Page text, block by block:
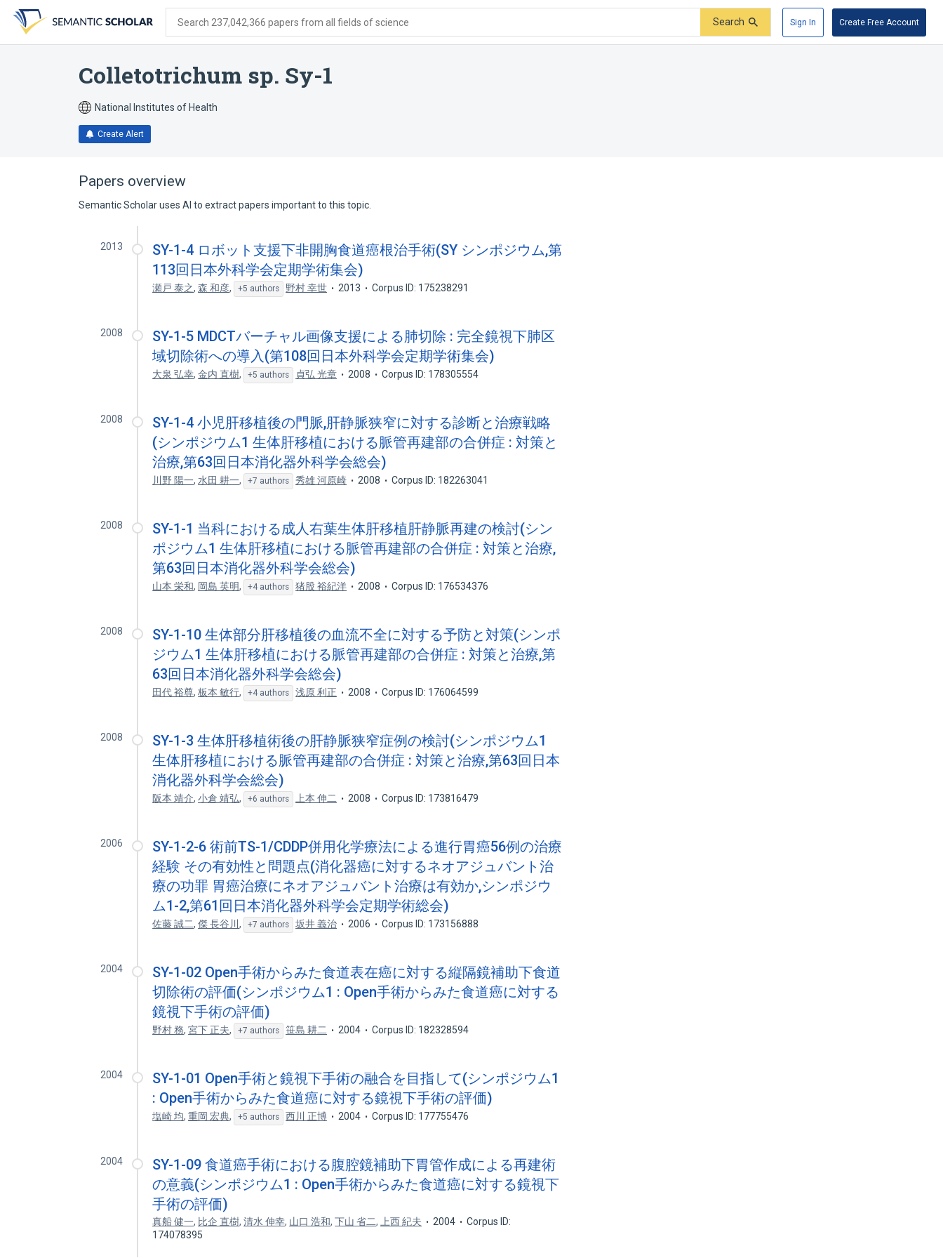
search
form
content
account
menu
Search 237,042,366 papers from all fields of science Search Sign In Create Free Account
Colletotrichum sp. Sy-1
National Institutes of Health
Create Alert
Papers overview
Semantic Scholar uses AI to extract papers important to this topic.
2013
SY-1-4 ロボット支援下非開胸食道癌根治手術(SY シンポジウム,第
113回日本外科学会定期学術集会)
瀬戸 泰之,森 和彦, +5 authors 野村 幸世 2013 Corpus ID: 175238291
2008
SY-1-5 MDCTバーチャル画像支援による肺切除 : 完全鏡視下肺区
域切除術への導入(第108回日本外科学会定期学術集会)
大泉 弘幸,金内 直樹, +5 authors 貞弘 光章 2008 Corpus ID: 178305554
2008
SY-1-4 小児肝移植後の門脈,肝静脈狭窄に対する診断と治療戦略
(シンポジウム1 生体肝移植における脈管再建部の合併症 : 対策と
治療,第63回日本消化器外科学会総会)
川野 陽一, 水田 耕一, +7 authors 秀雄 河原崎 2008 Corpus ID: 182263041
2008
SY-1-1 当科における成人右葉生体肝移植肝静脈再建の検討(シン
ポジウム1 生体肝移植における脈管再建部の合併症 : 対策と治療,
第63回日本消化器外科学会総会)
山本 栄和, 岡島 英明, +4 authors 猪股 裕紀洋 2008 Corpus ID: 176534376
2008
SY-1-10 生体部分肝移植後の血流不全に対する予防と対策(シンポ
ジウム1 生体肝移植における脈管再建部の合併症 : 対策と治療,第
63回日本消化器外科学会総会)
田代 裕尊,板本 敏行, +4 authors 浅原 利正 2008 Corpus ID: 176064599
2008
SY-1-3 生体肝移植術後の肝静脈狭窄症例の検討(シンポジウム1
生体肝移植における脈管再建部の合併症 : 対策と治療,第63回日本
消化器外科学会総会)
阪本 靖介,小倉 靖弘, +6 authors 上本 伸二 2008 Corpus ID: 173816479
2006
SY-1-2-6 術前TS-1/CDDP併用化学療法による進行胃癌56例の治療
経験 その有効性と問題点(消化器癌に対するネオアジュバント治
療の功罪 胃癌治療にネオアジュバント治療は有効か,シンポジウ
ム1-2,第61回日本消化器外科学会定期学術総会)
佐藤 誠二,傑 長谷川, +7 authors 坂井 義治 2006 Corpus ID: 173156888
2004
SY-1-02 Open手術からみた食道表在癌に対する縦隔鏡補助下食道
切除術の評価(シンポジウム1 : Open手術からみた食道癌に対する
鏡視下手術の評価)
野村 務,宮下 正夫, +7 authors 笹島 耕二 2004 Corpus ID: 182328594
2004
SY-1-01 Open手術と鏡視下手術の融合を目指して(シンポジウム1
: Open手術からみた食道癌に対する鏡視下手術の評価)
塩崎 均,重岡 宏典, +5 authors 西川 正博 2004 Corpus ID: 177755476
2004
SY-1-09 食道癌手術における腹腔鏡補助下胃管作成による再建術
の意義(シンポジウム1 : Open手術からみた食道癌に対する鏡視下
手術の評価)
真船 健一, 比企 直樹,清水 伸幸, 山口 浩和,下山 省二, 上西 紀夫 2004
Corpus ID:
174078395